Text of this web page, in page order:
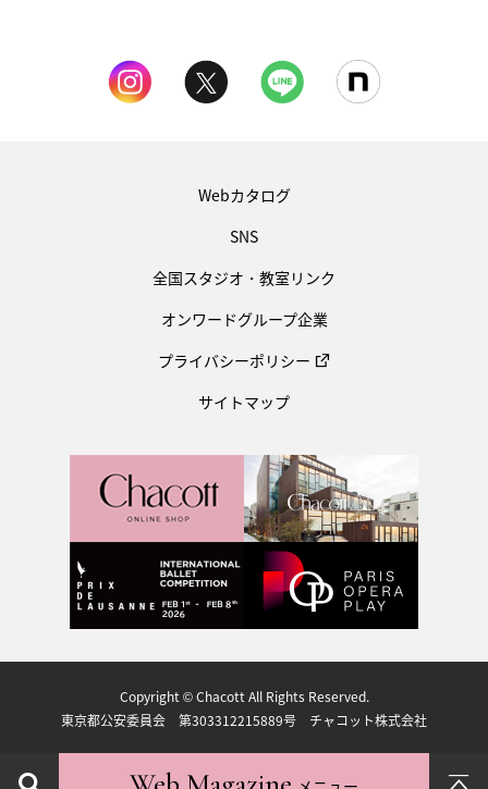
Webカタログ
SNS
全国スタジオ・教室リンク
オンワードグループ企業
プライバシーポリシー
サイトマップ
Copyright © Chacott All Rights Reserved.
東京都公安委員会 第303312215889号 チャコット株式会社